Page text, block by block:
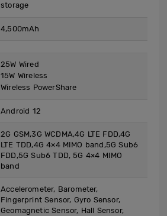
storage
4,500mAh
25W Wired
15W Wireless
Wireless PowerShare
Android 12
2G GSM,3G WCDMA,4G LTE FDD,4G
LTE TDD,4G 4×4 MIMO band,5G Sub6
FDD,5G Sub6 TDD, 5G 4×4 MIMO
band
Accelerometer, Barometer,
Fingerprint Sensor, Gyro Sensor,
Geomagnetic Sensor, Hall Sensor,